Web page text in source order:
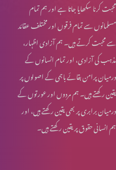
محبت کرنا سکھایا جاتا ہے اور ہم تمام
مسلمانوں سے تمام فرقوں اور مختلف عقائد
سے محبت کرتے ہیں۔ ہم آزادی اظہار،
مذہب کی آزادی، اور تمام انسانوں کے
درمیان پرامن بقائے باہمی کے اصولوں پر
یقین رکھتے ہیں۔ ہم مردوں اور عورتوں کے
درمیان برابری پر بھی یقین رکھتے ہیں، اور
ہم انسانی حقوق پر یقین رکھتے ہیں۔